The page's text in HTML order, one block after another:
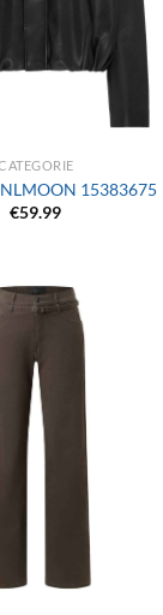
15383675
€59.99